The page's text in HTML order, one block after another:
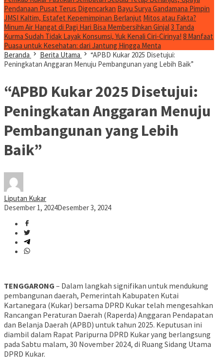
Pendanaan Pusat Terus Digencarkan Bayu Surya Gandamana Pimpin
JMSI Kaltim, Estafet Kepemimpinan Berlanjut Mitos atau Fakta?
Minum Air Hangat di Pagi Hari Bisa Membersihkan Ginjal3 Tanda
Kurma Sudah Tidak Layak Konsumsi, Yuk Kenali Ciri-Cirinya! 8 Manfaat
Puasa untuk Kesehatan: dari Jantung Hingga Menta
Beranda
Berita Utama
“APBD Kukar 2025 Disetujui:
Peningkatan Anggaran Menuju Pembangunan yang Lebih Baik”
“APBD Kukar 2025 Disetujui:
Peningkatan Anggaran Menuju
Pembangunan yang Lebih
Baik”
Liputan Kukar
Desember 1, 2024Desember 3, 2024
TENGGARONG – Dalam langkah signifikan untuk mendukung
pembangunan daerah, Pemerintah Kabupaten Kutai
Kartanegara (Kukar) bersama DPRD Kukar telah mengesahkan
Rancangan Peraturan Daerah (Raperda) Anggaran Pendapatan
dan Belanja Daerah (APBD) untuk tahun 2025. Keputusan ini
diambil dalam Rapat Paripurna DPRD Kukar yang berlangsung
pada Sabtu malam, 30 November 2024, di Ruang Sidang Utama
DPRD Kukar.